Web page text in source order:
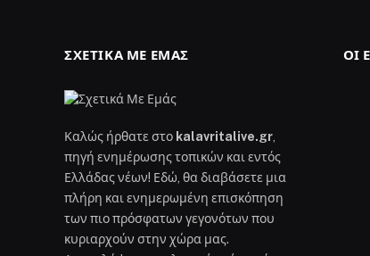
ΣΧΕΤΙΚΆ ΜΕ ΕΜΆΣ
Καλώς ήρθατε στο kalavritalive.gr,
πηγή ενημέρωσης τοπικών και εντός
Ελλάδας νέων! Εδώ, θα διαβάσετε μια
πλήρη και ενημερωμένη επισκόπηση
των πιο πρόσφατων γεγονότων που
κυριαρχούν στην χώρα μας.
ΟΙ